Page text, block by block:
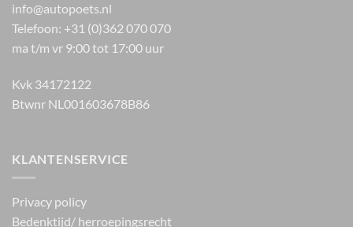
info@autopoets.nl
Telefoon: +31 (0)362 070 070
ma t/m vr 9:00 tot 17:00 uur
Kvk 34172122
Btwnr NL001603678B86
KLANTENSERVICE
Privacy policy
Bedenktijd/ herroepingsrecht